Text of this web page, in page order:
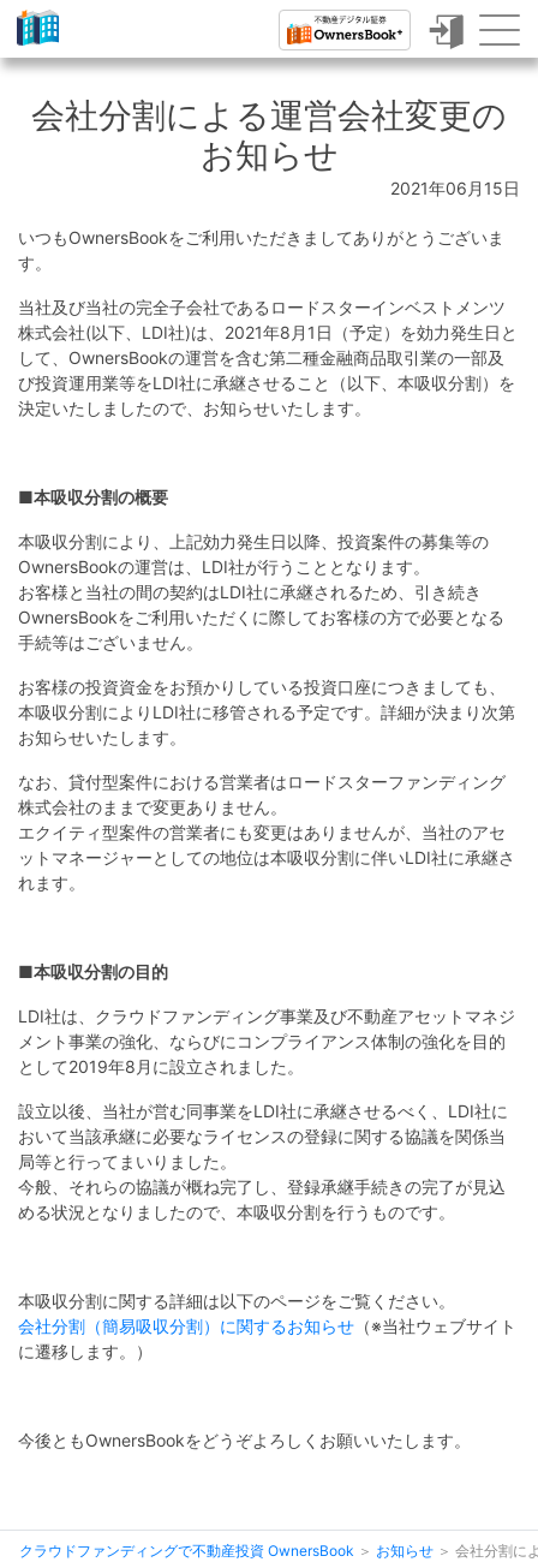
ク
ラ
ウ
フ
ァ
ン
デ
ィ
ン
で
不
動
産
投
資
OwnersBook
会社分割による運営会社変更の
お知らせ
2021年06月15日
いつもOwnersBookをご利用いただきましてありがとうございま
す。
当社及び当社の完全子会社であるロードスターインベストメンツ
株式会社(以下、LDI社)は、2021年8月1日（予定）を効力発生日と
して、OwnersBookの運営を含む第二種金融商品取引業の一部及
び投資運用業等をLDI社に承継させること（以下、本吸収分割）を
決定いたしましたので、お知らせいたします。
■本吸収分割の概要
本吸収分割により、上記効力発生日以降、投資案件の募集等の
OwnersBookの運営は、LDI社が行うこととなります。
お客様と当社の間の契約はLDI社に承継されるため、引き続き
OwnersBookをご利用いただくに際してお客様の方で必要となる
手続等はございません。
お客様の投資資金をお預かりしている投資口座につきましても、
本吸収分割によりLDI社に移管される予定です。詳細が決まり次第
お知らせいたします。
なお、貸付型案件における営業者はロードスターファンディング
株式会社のままで変更ありません。
エクイティ型案件の営業者にも変更はありませんが、当社のアセ
ットマネージャーとしての地位は本吸収分割に伴いLDI社に承継さ
れます。
■本吸収分割の目的
LDI社は、クラウドファンディング事業及び不動産アセットマネジ
メント事業の強化、ならびにコンプライアンス体制の強化を目的
として2019年8月に設立されました。
設立以後、当社が営む同事業をLDI社に承継させるべく、LDI社に
おいて当該承継に必要なライセンスの登録に関する協議を関係当
局等と行ってまいりました。
今般、それらの協議が概ね完了し、登録承継手続きの完了が見込
める状況となりましたので、本吸収分割を行うものです。
本吸収分割に関する詳細は以下のページをご覧ください。
会社分割（簡易吸収分割）に関するお知らせ （※当社ウェブサイト
に遷移します。）
今後ともOwnersBookをどうぞよろしくお願いいたします。
クラウドファンディングで不動産投資 OwnersBook お知らせ 会社分割に